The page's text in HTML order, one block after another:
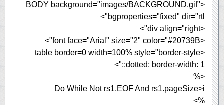
<BODY background="images/BACKGROUND.gif"
bgproperties="fixed" dir="rtl">
<div align="right">
<font face="Arial" size="2" color="#20739B">
<table border=0 width=100% style="border-style
:dotted; border-width: 1;">
<%
Do While Not rs1.EOF And rs1.pageSize>i
%>